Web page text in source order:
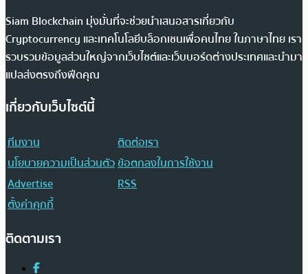
Siam Blockchain มุ่งมั่นที่จะช่วยนำเสนอสารเกี่ยวกับ
Cryptocurrency และเทคโนโลยีบล็อกเชนเพื่อคนไทย ในภาษาไทย เรา
รวบรวมข้อมูลส่วนใหญ่จากเว็บไซต์และเว็บบอร์ดต่างประเทศและนำมา
แปลส่งตรงถึงฟีดคุณ
เกี่ยวกับเว็บไซต์นี้
ทีมงาน
ติดต่อเรา
นโยบายความเป็นส่วนตัวข้อตกลงในการใช้งาน
Advertise
RSS
ตั้งค่าคุกกี้
ติดตามเรา